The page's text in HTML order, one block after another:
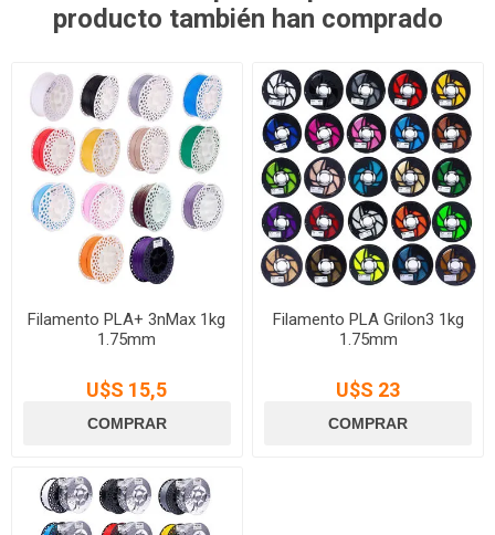
producto también han comprado
Filamento PLA+ 3nMax 1kg
1.75mm
U$S 15,5
Filamento PLA Grilon3 1kg
1.75mm
U$S 23